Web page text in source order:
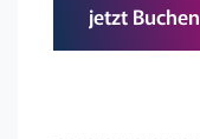
jetzt Buchen